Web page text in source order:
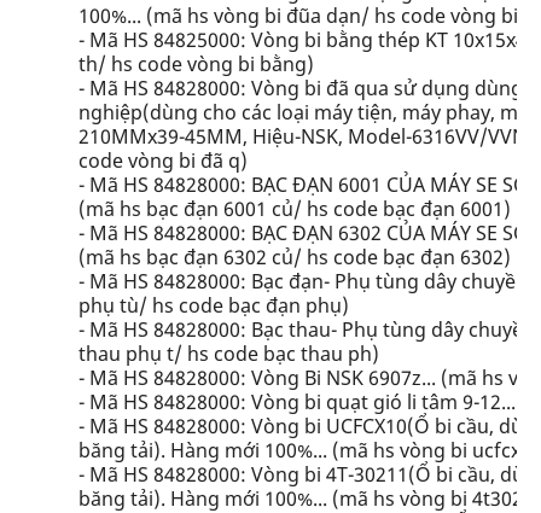
100%... (mã hs vòng bi đũa dạn/ hs code vòng bi
- Mã HS 84825000: Vòng bi bằng thép KT
th/ hs code vòng bi bằng)
- Mã HS 84828000: Vòng bi đã qua sử dụng
nghiệp(dùng cho các loại máy tiện, máy phay,
210MMx39-45MM, Hiệu-NSK, Model-6316VV/
code vòng bi đã q)
- Mã HS 84828000: BẠC ĐẠN 6001 CỦA MÁY SE
(mã hs bạc đạn 6001 củ/ hs code bạc đạn 6001)
- Mã HS 84828000: BẠC ĐẠN 6302 CỦA MÁY SE
(mã hs bạc đạn 6302 củ/ hs code bạc đạn 6302)
- Mã HS 84828000: Bạc đạn- Phụ tùng dây
phụ tù/ hs code bạc đạn phụ)
- Mã HS 84828000: Bạc thau- Phụ tùng dây
thau phụ t/ hs code bạc thau ph)
- Mã HS 84828000: Vòng Bi NSK 6907z... (mã hs
- Mã HS 84828000: Vòng bi quạt gió li tâm 9-12...
- Mã HS 84828000: Vòng bi UCFCX10(Ổ bi cầu,
băng tải). Hàng mới 100%... (mã hs vòng bi
- Mã HS 84828000: Vòng bi 4T-30211(Ổ bi cầu,
băng tải). Hàng mới 100%... (mã hs vòng bi